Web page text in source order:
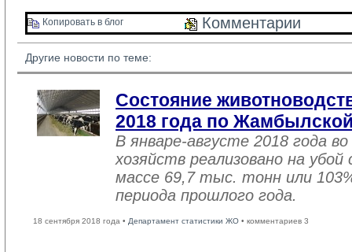
Копировать в блог Комментарии
Другие новости по теме:
Состояние
2018 года по
В январе-августе 2018 года
хозяйств реализовано на
массе 69,7 тыс. тонн или
периода прошлого года.
18 сентября 2018 года • Департамент статистики ЖО • комментариев 3